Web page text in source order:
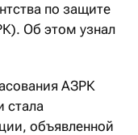
по защите
Об этом узнал
АЗРК
стала
объявленной